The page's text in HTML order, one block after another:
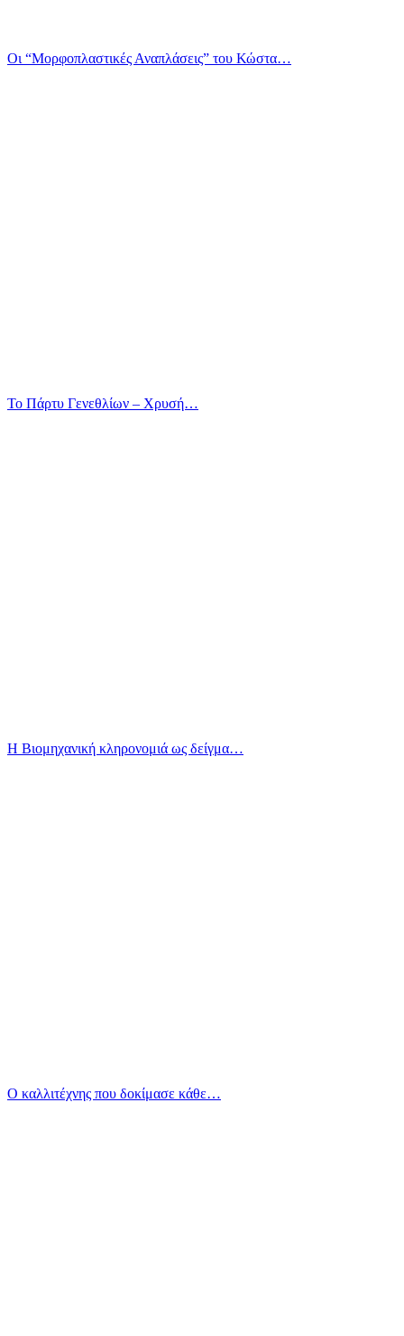
Οι “Μορφοπλαστικές Αναπλάσεις” του Κώστα…
Το Πάρτυ Γενεθλίων – Χρυσή…
Η Βιομηχανική κληρονομιά ως δείγμα…
Ο καλλιτέχνης που δοκίμασε κάθε…